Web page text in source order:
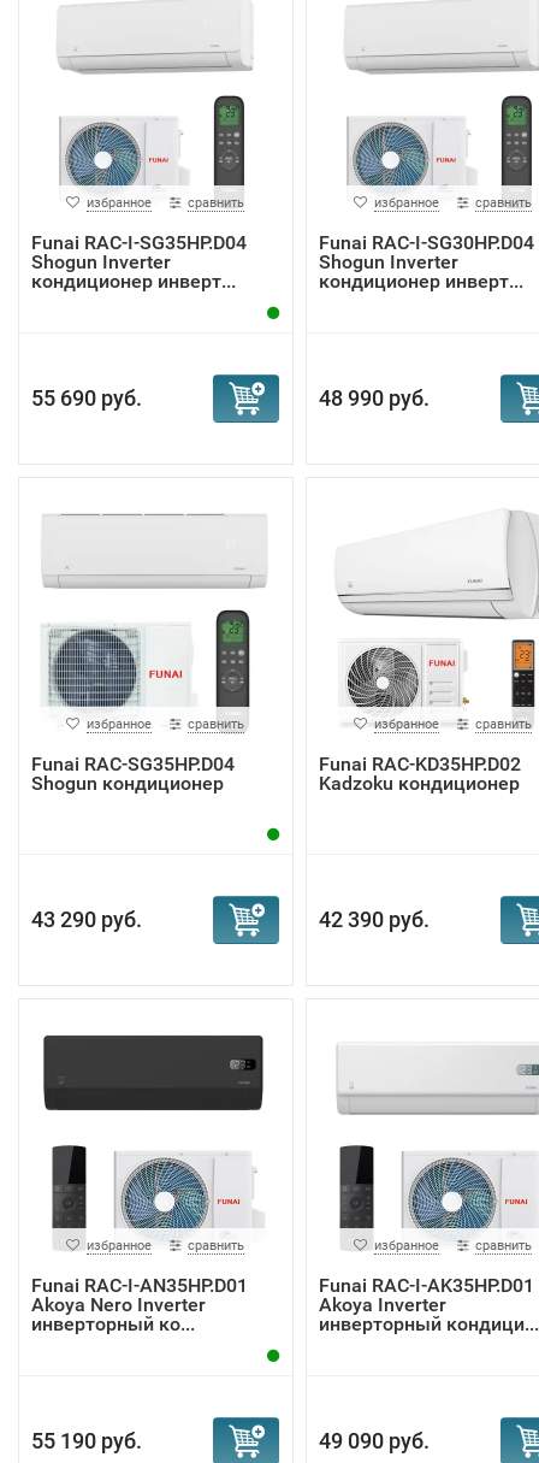
избранное сравнить
Funai RAC-I-SG35HP.D04
Shogun Inverter
кондиционер инверт...
55 690 руб.
избранное сравнить
Funai RAC-I-SG30HP.D04
Shogun Inverter
кондиционер инверт...
48 990 руб.
избранное сравнить
Funai RAC-SG35HP.D04
Shogun кондиционер
43 290 руб.
избранное сравнить
Funai RAC-KD35HP.D02
Kadzoku кондиционер
42 390 руб.
избранное сравнить
Funai RAC-I-AN35HP.D01
Akoya Nero Inverter
инверторный ко...
55 190 руб.
избранное сравнить
Funai RAC-I-AK35HP.D01
Akoya Inverter
инверторный кондици...
49 090 руб.